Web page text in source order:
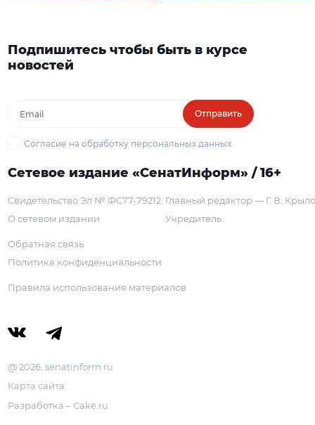
Подпишитесь чтобы быть в курсе
новостей
Отправить
Согласие на обработку персональных данных
Сетевое издание «СенатИнформ» / 16+
Свидетельство Эл № ФС77-79212
О сетевом издании
Главный редактор — Г. В.
Учредитель
Обратная связь
Политика конфиденциальности
Правила использования материалов
@ 2026, senatinform.ru
Карта сайта
Разработка – Cake.ru